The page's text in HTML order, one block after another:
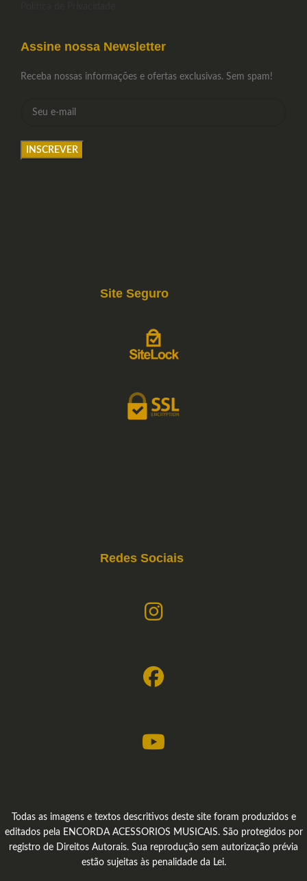
Assine nossa Newsletter
Receba nossas informações e ofertas exclusivas. Sem spam!
Site Seguro
Redes Sociais
Todas as imagens e textos descritivos deste site foram produzidos e
editados pela ENCORDA ACESSORIOS MUSICAIS. São protegidos por
registro de Direitos Autorais. Sua reprodução sem autorização prévia
estão sujeitas às penalidade da Lei.